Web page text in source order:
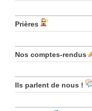
Prières
Nos comptes-rendus
Ils parlent de nous !